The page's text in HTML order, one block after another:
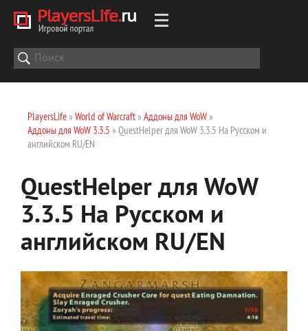
PlayersLife» World of Warcraft» Аддоны для WoW»
Аддоны для WoW 3.3.5 » QuestHelper для WoW 3.3.5 На Русском и
английском RU/EN
QuestHelper для WoW
3.3.5 На Русском и
английском RU/EN